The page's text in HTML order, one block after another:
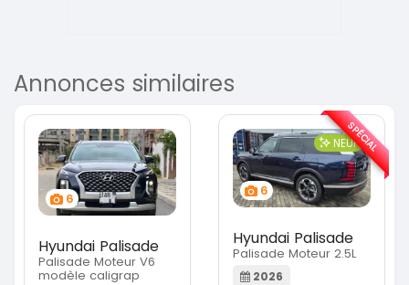
Annonces similaires
6
Hyundai Palisade
Palisade Moteur V6
modèle caligrap
6
NEUF
Hyundai Palisade
Palisade Moteur 2.5L
2026
SPÉCIAL